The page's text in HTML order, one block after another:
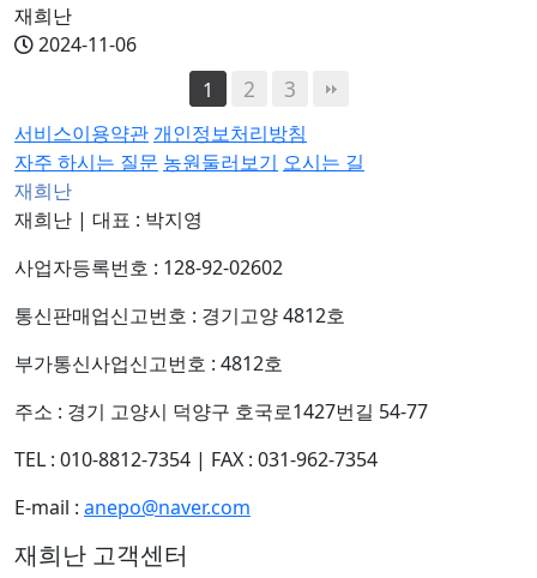
재희난
2024-11-06
1
2 3
서비스이용약관 개인정보처리방침
자주 하시는 질문 농원둘러보기 오시는 길
재희난
재희난 | 대표 : 박지영
사업자등록번호 : 128-92-02602
통신판매업신고번호 : 경기고양 4812호
부가통신사업신고번호 : 4812호
주소 : 경기 고양시 덕양구 호국로1427번길 54-77
TEL : 010-8812-7354 | FAX : 031-962-7354
E-mail : anepo@naver.com
재희난 고객센터